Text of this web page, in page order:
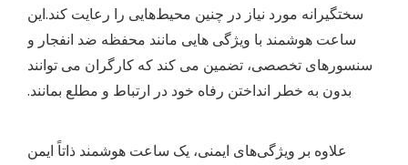
سختگیرانه مورد نیاز در چنین محیط‌هایی را رعایت کند.این
ساعت هوشمند با ویژگی هایی مانند محفظه ضد انفجار و
سنسورهای تخصصی، تضمین می کند که کارگران می توانند
بدون به خطر انداختن رفاه خود در ارتباط و مطلع بمانند.
علاوه بر ویژگی‌های ایمنی، یک ساعت هوشمند ذاتاً ایمن